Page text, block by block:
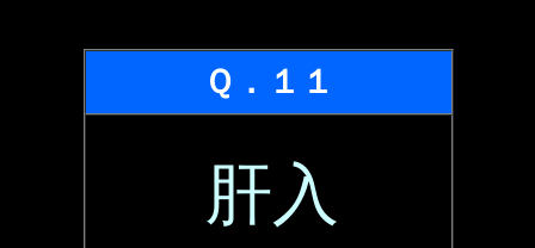
Ｑ．１１
肝入